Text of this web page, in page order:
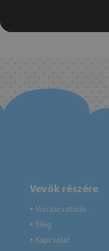
Vevők részére
● Visszacsatolás
● Blog
● Kapcsolat